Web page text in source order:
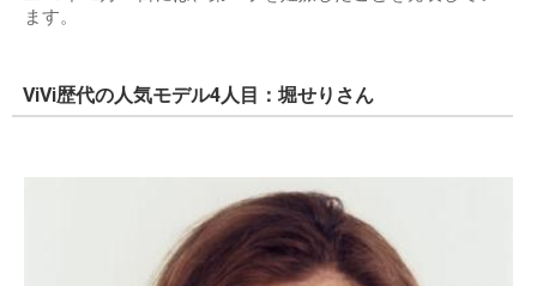
ます。
ViVi歴代の人気モデル4人目：堀せりさん